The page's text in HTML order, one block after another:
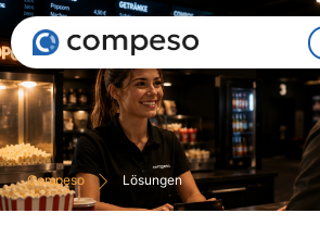
Compeso Lösungen